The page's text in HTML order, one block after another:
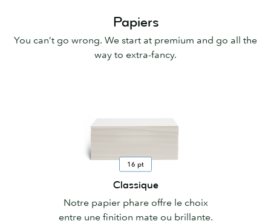
Papiers
You can’t go wrong. We start at premium and go all the
way to extra-fancy.
16 pt
Classique
Notre papier phare offre le choix
entre une finition mate ou brillante.